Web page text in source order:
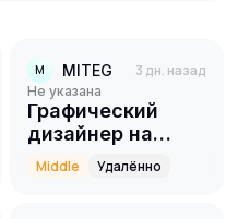
M MITEG 3 дн. назад
Не указана
Графический
дизайнер на
маркетплейсы
Middle Удалённо